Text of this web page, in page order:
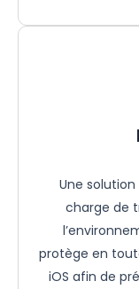
Une solution
charge de
protège en
iOS afin de